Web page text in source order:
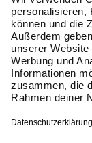
Tipp:Mit
besonders
Produkte
Die
zu erzielen.